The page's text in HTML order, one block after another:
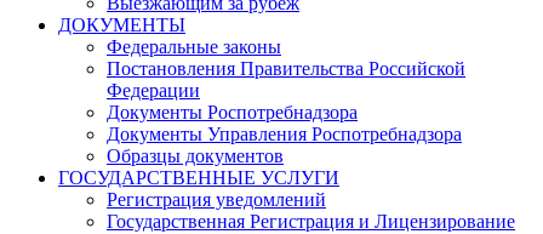
ДОКУМЕНТЫ
Федеральные законы
Постановления Правительства Российской
Федерации
Документы Роспотребнадзора
Документы Управления Роспотребнадзора
Образцы документов
ГОСУДАРСТВЕННЫЕ УСЛУГИ
Регистрация уведомлений
Государственная Регистрация и Лицензирование